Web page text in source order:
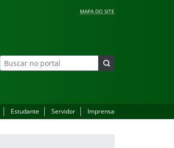
MAPA DO SITE
Estudante Servidor Imprensa